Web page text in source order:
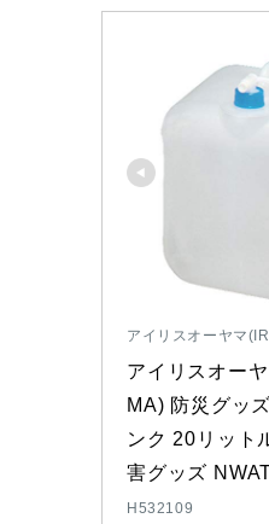
アイリスオーヤマ
アイリスオー
MA) 防災グッ
ンク 20リット
害グッズ
H532109